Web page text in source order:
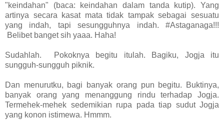
"keindahan" (baca: keindahan dalam tanda kutip). Yang
artinya secara kasat mata tidak tampak sebagai sesuatu
yang indah, tapi sesungguhnya indah. #Astaganaga!!!
Belibet banget sih yaaa. Haha!
Sudahlah. Pokoknya begitu itulah. Bagiku, Jogja itu
sungguh-sungguh piknik.
Dan menurutku, bagi banyak orang pun begitu. Buktinya,
banyak orang yang menanggung rindu terhadap Jogja.
Termehek-mehek sedemikian rupa pada tiap sudut Jogja
yang konon istimewa. Hmmm.